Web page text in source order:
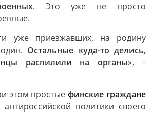
. Это уже не просто
уже приезжавших, на родину
Остальные куда-то делись,
распилили на органы», –
этом простыефинские граждане
антироссийской политики своего